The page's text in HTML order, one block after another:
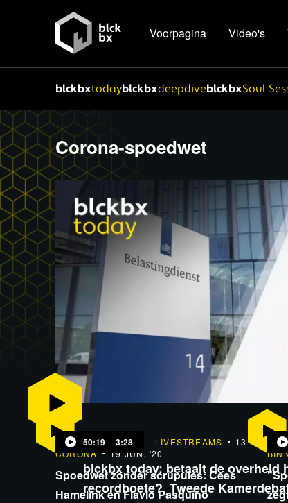
Voorpagina Video's
blckbxtodayblckbxdeepdiveblckbxSoul
Corona-spoedwet
43:28 LIVESTREAMS 13 APR. '22
blckbx today: betaalt de overheid
recordboete?, Tweede
50:19
CORONA 19 JUN. '20
Spoedwet zonder scrupules: Cees
Hamelink en Flavio Pasquino